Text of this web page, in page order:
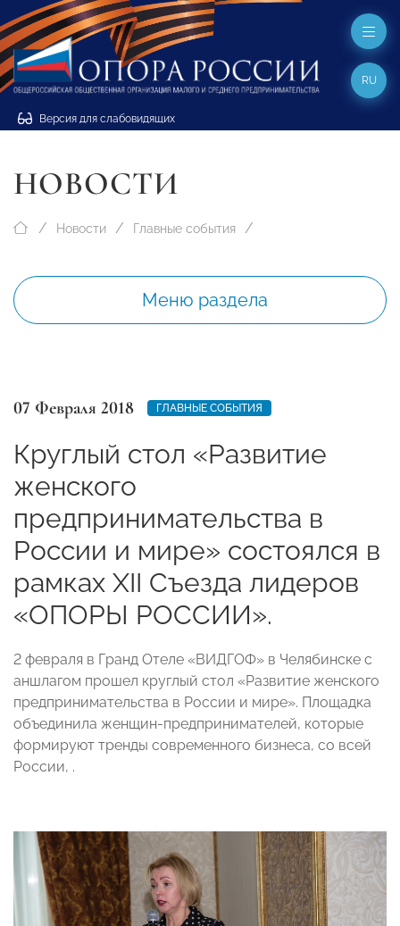
Версия для слабовидящих
RU
НОВОСТИ
Новости Главные события
Меню раздела
07 Февраля 2018 ГЛАВНЫЕ СОБЫТИЯ
Круглый стол «Развитие
женского
предпринимательства в
России и мире» состоялся в
рамках XII Съезда лидеров
«ОПОРЫ РОССИИ».
2 февраля в Гранд Отеле «ВИДГОФ» в Челябинске с
аншлагом прошел круглый стол «Развитие женского
предпринимательства в России и мире». Площадка
объединила женщин-предпринимателей, которые
формируют тренды современного бизнеса, со всей
России, .